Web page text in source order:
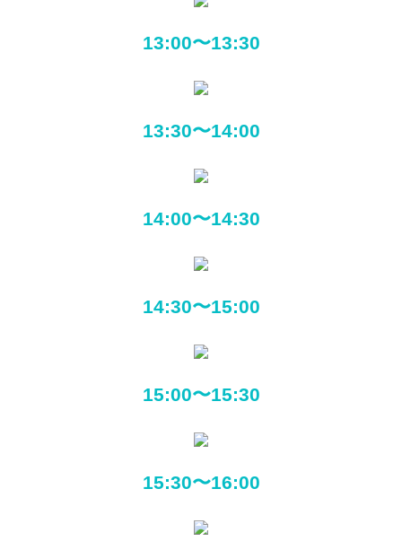
13:00〜13:30
13:30〜14:00
14:00〜14:30
14:30〜15:00
15:00〜15:30
15:30〜16:00